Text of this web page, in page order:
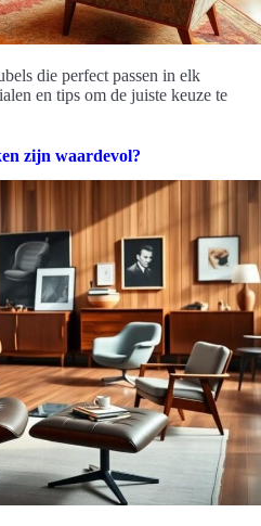
die perfect passen in elk
en tips om de juiste keuze te
zijn waardevol?